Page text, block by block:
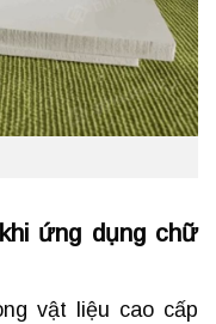
ứng dụng chữ
vật liệu cao cấp